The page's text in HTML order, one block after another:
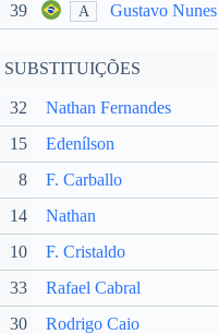
39 A Gustavo Nunes
SUBSTITUIÇÕES
32 Nathan Fernandes
15 Edenílson
8 F. Carballo
14 Nathan
10 F. Cristaldo
33
Rafael Cabral
30
Rodrigo Caio